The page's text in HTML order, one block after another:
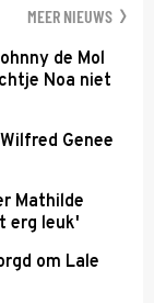
MEER NIEUWS
de Mol
Noa niet
Genee
Mathilde
erg leuk'
om Lale